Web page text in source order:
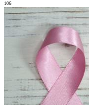
106